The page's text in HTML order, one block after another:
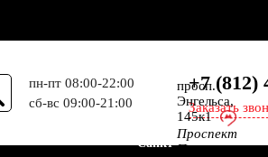
пн-пт 08:00-22:00
сб-вс 09:00-21:00
+7 (812)
Заказать
Санкт-
просп.
Энгельса,
145к1
Проспект
Просвещения